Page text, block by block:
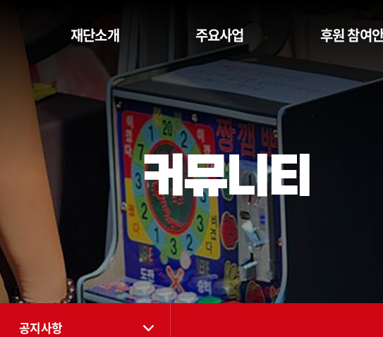
재단소개 주요사업 후원 참여
커뮤니티
공지사항